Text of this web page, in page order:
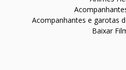
Acompanhantes e garotas
Baixar